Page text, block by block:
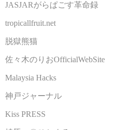
JASJARがらぱごす革命録
tropicallfruit.net
脱獄熊猫
佐々木のりおOfficialWebSite
Malaysia Hacks
神戸ジャーナル
Kiss PRESS